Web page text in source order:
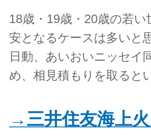
18歳・19歳・20歳の若
安となるケースは多いと
日動、あいおいニッセイ
め、相見積もりを取ると
→三井住友海上